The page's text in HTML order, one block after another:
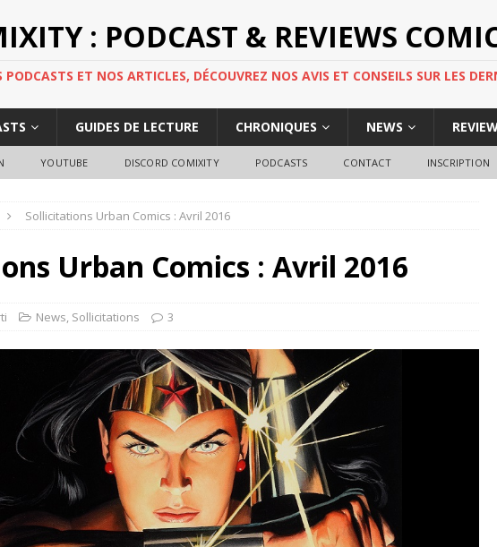
: PODCAST & REVIEWS
ET NOS ARTICLES, DÉCOUVREZ NOS AVIS ET CONSEILS SUR LES
GUIDES DE LECTURE CHRONIQUES NEWS
YOUTUBE DISCORD COMIXITY PODCASTS CONTACT INSCRIPTION
Sollicitations Urban Comics : Avril 2016
Urban Comics : Avril 2016
News, Sollicitations 3